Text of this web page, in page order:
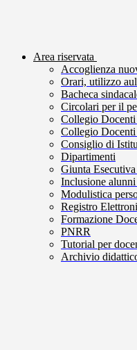
Area riservata
Accoglienza
Orari, utilizzo
Bacheca
Circolari per il
Collegio
Collegio
Consiglio di
Dipartimenti
Giunta
Inclusione
Modulistica
Registro
Formazione
PNRR
Tutorial per
Archivio